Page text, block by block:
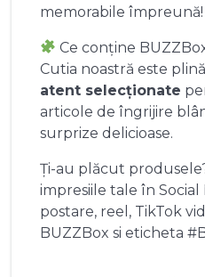
memorabile împreună!
Ce conține
Cutia noastră este
atent selecționate
articole de îngrijire
surprize delicioase.
Ți-au plăcut
impresiile tale în Social
postare, reel, TikTok
BUZZBox si eticheta